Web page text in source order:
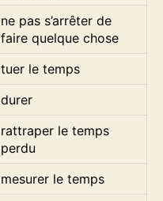
ne pas s’arrêter de
faire quelque chose
tuer le temps
durer
rattraper le temps
perdu
mesurer le temps